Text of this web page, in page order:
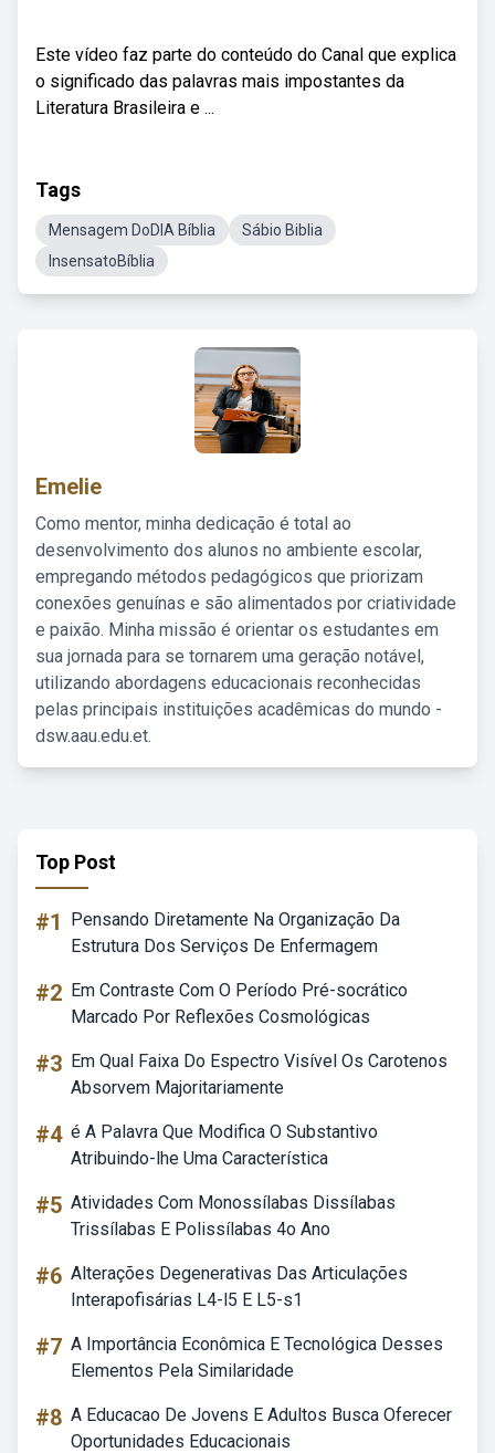
Este vídeo faz parte do conteúdo do Canal que explica
o significado das palavras mais impostantes da
Literatura Brasileira e ...
Tags
Mensagem DoDIA Bíblia
Sábio Biblia
InsensatoBíblia
Emelie
Como mentor, minha dedicação é total ao
desenvolvimento dos alunos no ambiente escolar,
empregando métodos pedagógicos que priorizam
conexões genuínas e são alimentados por criatividade
e paixão. Minha missão é orientar os estudantes em
sua jornada para se tornarem uma geração notável,
utilizando abordagens educacionais reconhecidas
pelas principais instituições acadêmicas do mundo -
dsw.aau.edu.et.
Top Post
#1
Pensando Diretamente Na Organização Da
Estrutura Dos Serviços De Enfermagem
#2 Em Contraste Com O Período Pré-socrático
Marcado Por Reflexões Cosmológicas
#3 Em Qual Faixa Do Espectro Visível Os Carotenos
Absorvem Majoritariamente
#4 é A Palavra Que Modifica O Substantivo
Atribuindo-lhe Uma Característica
#5 Atividades Com Monossílabas Dissílabas
Trissílabas E Polissílabas 4o Ano
#6 Alterações Degenerativas Das Articulações
Interapofisárias L4-l5 E L5-s1
#7 A Importância Econômica E Tecnológica Desses
Elementos Pela Similaridade
#8 A Educacao De Jovens E Adultos Busca Oferecer
Oportunidades Educacionais